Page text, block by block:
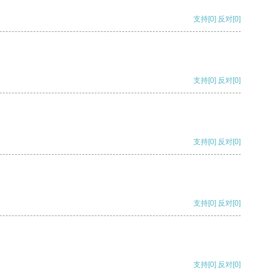
支持[0] 反对[0]
支持[0] 反对[0]
支持[0] 反对[0]
支持[0] 反对[0]
支持[0] 反对[0]